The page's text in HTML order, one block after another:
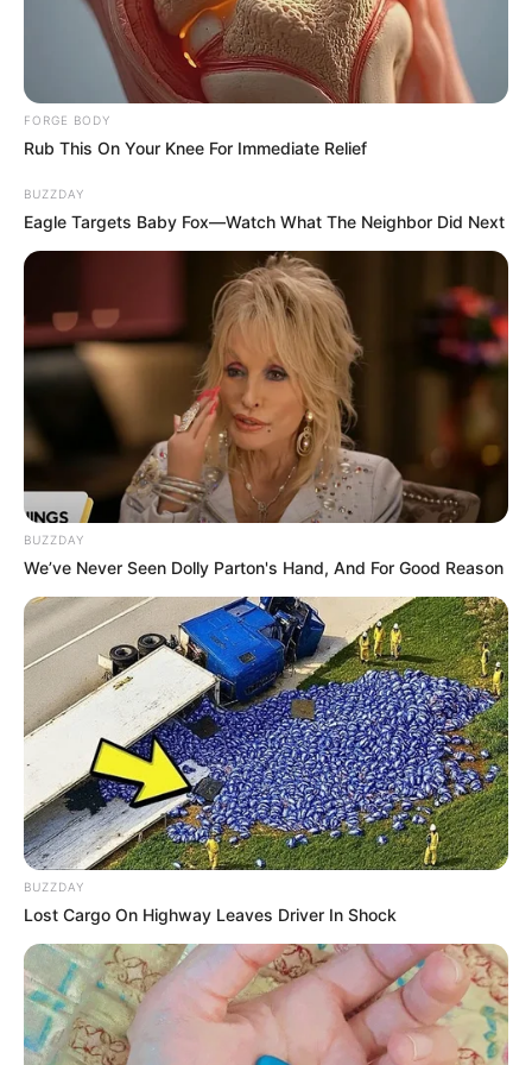
To Steamy To Stream? Not For The Bridgertons! 9
BRAINBERRIES
The Adorable Model For Simba In The Lion King
Remake
BRAINBERRIES
FORGE BODY
Rub This On Your Knee For Immediate Relief
BUZZDAY
Eagle Targets Baby Fox—Watch What The Neighbor Did Next
BUZZDAY
We’ve Never Seen Dolly Parton's Hand, And For Good Reason
BUZZDAY
Lost Cargo On Highway Leaves Driver In Shock